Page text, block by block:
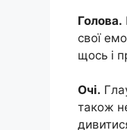
Голова.
свої
щось і
Очі.
також